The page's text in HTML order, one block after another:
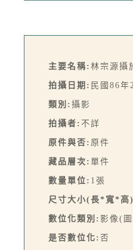
主要名稱: 林宗源攝
拍攝日期: 民國86年
類別: 攝影
拍攝者: 不詳
原件與否: 原件
藏品層次: 單件
數量單位: 1張
尺寸大小(長*寬*高
數位化類別: 影像(
是否數位化: 否